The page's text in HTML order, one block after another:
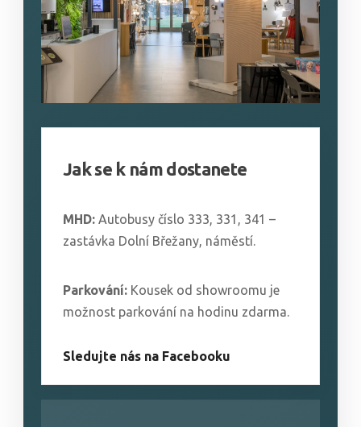
Jak se k nám dostanete
MHD: Autobusy číslo 333, 331, 341 –
zastávka Dolní Břežany, náměstí.
Parkování: Kousek od showroomu je
možnost parkování na hodinu zdarma.
Sledujte nás na Facebooku